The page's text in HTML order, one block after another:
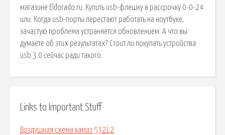
магазине Eldorado.ru. Купить usb-флешку в рассрочку 0-0-24
или. Когда usb-порты перестают работать на ноутбуке,
зачастую проблема устраняется обновлением. А что вы
думаете об этих результатах? Стоит ли покупать устройства
usb 3.0 сейчас ради такого.
Links to Important Stuff
Воздушная схема камаз 53212